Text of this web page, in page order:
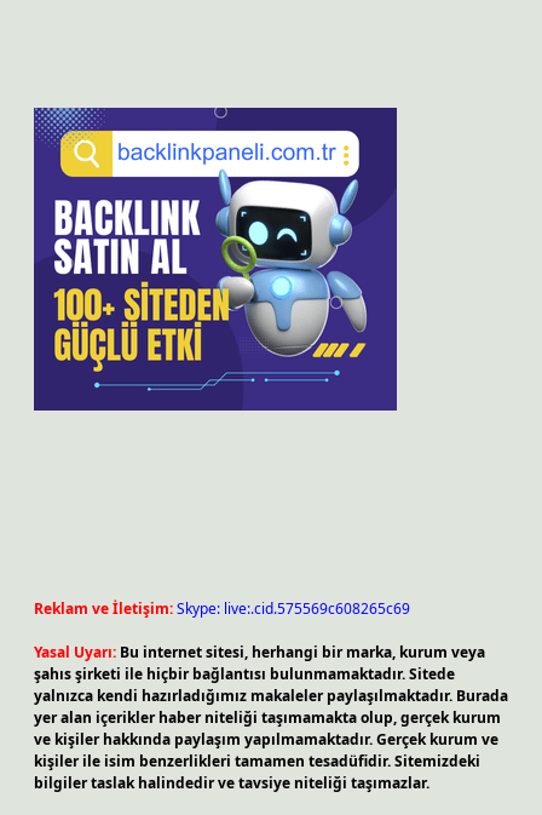
Reklam ve İletişim:Skype: live:.cid.575569c608265c69
Yasal Uyarı: Bu internet sitesi, herhangi bir marka, kurum veya
şahıs şirketi ile hiçbir bağlantısı bulunmamaktadır. Sitede
yalnızca kendi hazırladığımız makaleler paylaşılmaktadır. Burada
yer alan içerikler haber niteliği taşımamakta olup, gerçek kurum
ve kişiler hakkında paylaşım yapılmamaktadır. Gerçek kurum ve
kişiler ile isim benzerlikleri tamamen tesadüfidir. Sitemizdeki
bilgiler taslak halindedir ve tavsiye niteliği taşımazlar.